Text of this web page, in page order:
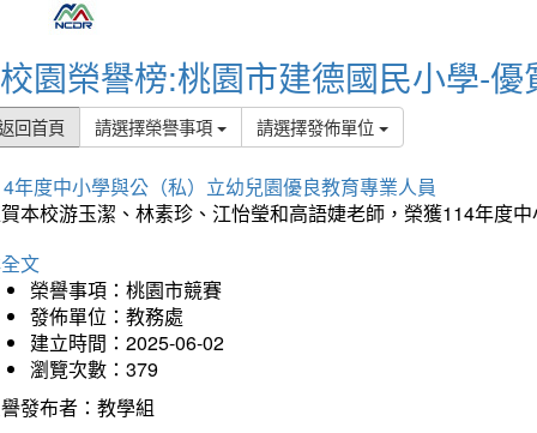
校園榮譽榜:桃園市建德國民小學-優
回首頁 請選擇榮譽事項 請選擇發佈單位
年度中小學與公（私）立幼兒園優良教育專業人員
本校游玉潔、林素珍、江怡瑩和高語婕老師，榮獲114年度
文
榮譽事項：桃園市競賽
發佈單位：教務處
建立時間：2025-06-02
瀏覽次數：379
發布者：教學組